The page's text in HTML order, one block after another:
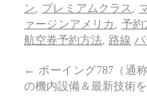
ン
プレミアムクラス
ァージンアメリカ
予約
航空券予約方法 路線
← ボーイング787（通
の機内設備＆最新技術を